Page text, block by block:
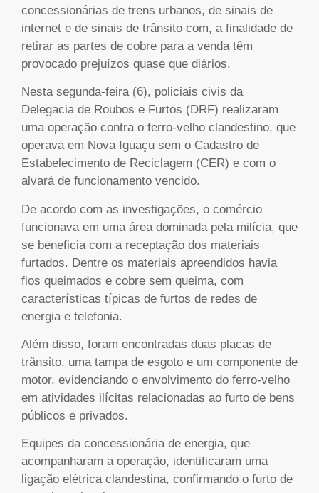
concessionárias de trens urbanos, de sinais de
internet e de sinais de trânsito com, a finalidade de
retirar as partes de cobre para a venda têm
provocado prejuízos quase que diários.
Nesta segunda-feira (6), policiais civis da
Delegacia de Roubos e Furtos (DRF) realizaram
uma operação contra o ferro-velho clandestino, que
operava em Nova Iguaçu sem o Cadastro de
Estabelecimento de Reciclagem (CER) e com o
alvará de funcionamento vencido.
De acordo com as investigações, o comércio
funcionava em uma área dominada pela milícia, que
se beneficia com a receptação dos materiais
furtados. Dentre os materiais apreendidos havia
fios queimados e cobre sem queima, com
características típicas de furtos de redes de
energia e telefonia.
Além disso, foram encontradas duas placas de
trânsito, uma tampa de esgoto e um componente de
motor, evidenciando o envolvimento do ferro-velho
em atividades ilícitas relacionadas ao furto de bens
públicos e privados.
Equipes da concessionária de energia, que
acompanharam a operação, identificaram uma
ligação elétrica clandestina, confirmando o furto de